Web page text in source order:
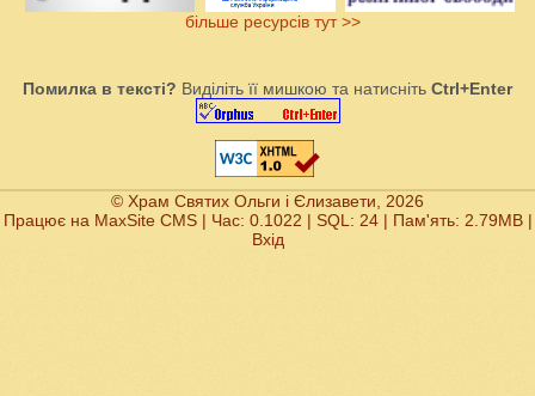
більше ресурсів тут >>
Помилка в тексті? Виділіть її мишкою та натисніть Ctrl+Enter
© Храм Святих Ольги і Єлизавети, 2026
Працює на MaxSite CMS| Час: 0.1022 | SQL: 24 | Пам'ять: 2.79MB|
Вхід